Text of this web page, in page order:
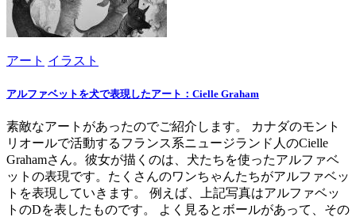
アート イラスト
アルファベットを犬で表現したアート：Cielle Graham
素敵なアートがあったのでご紹介します。 カナダのモント
リオールで活動するフランス系ニュージランド人のCielle
Grahamさん。彼女が描くのは、犬たちを使ったアルファベ
ットの表現です。たくさんのワンちゃんたちがアルファベッ
トを表現していきます。 例えば、上記写真はアルファベッ
トのDを表したものです。 よく見るとボールがあって、その